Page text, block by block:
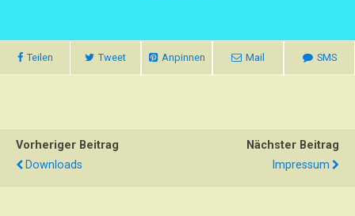
Teilen Tweet Anpinnen Mail SMS
Vorheriger Beitrag
Downloads
Nächster Beitrag
Impressum